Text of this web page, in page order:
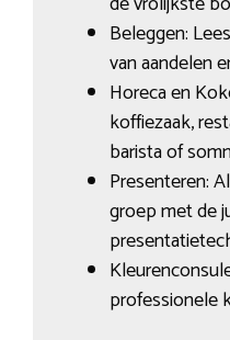
Beleggen:
van aandelen
Horeca en
koffiezaak,
barista of
Presenteren:
groep met de
professionele